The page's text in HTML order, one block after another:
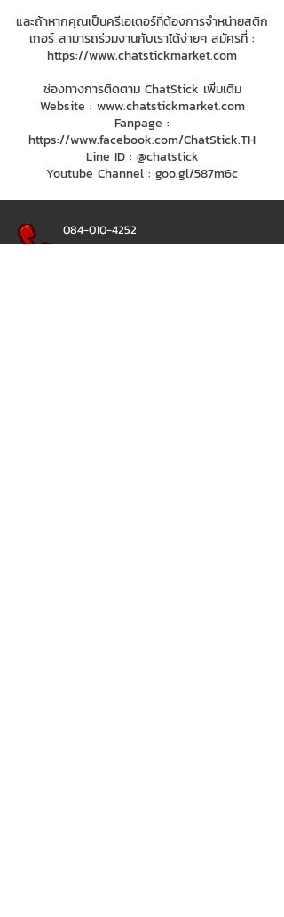
และถ้าหากคุณเป็นครีเอเตอร์ที่ต้องการจำหน่ายสติก
เกอร์ สามารถร่วมงานกับเราได้ง่ายๆ สมัครที่ :
https://www.chatstickmarket.com
ช่องทางการติดตาม ChatStick เพิ่มเติม
Website : www.chatstickmarket.com
Fanpage :
https://www.facebook.com/ChatStick.TH
Line ID : @chatstick
Youtube Channel : goo.gl/587m6c
084-010-4252